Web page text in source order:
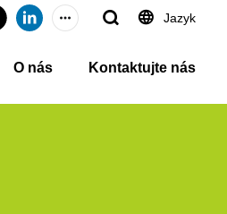
Jazyk
O nás Kontaktujte nás